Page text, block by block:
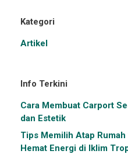
Kategori
Artikel
Info Terkini
Cara Membuat Carport
dan Estetik
Tips Memilih Atap Rumah
Hemat Energi di Iklim